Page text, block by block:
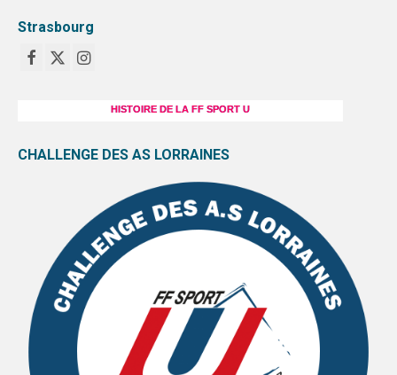
Strasbourg
HISTOIRE DE LA FF SPORT U
CHALLENGE DES AS LORRAINES